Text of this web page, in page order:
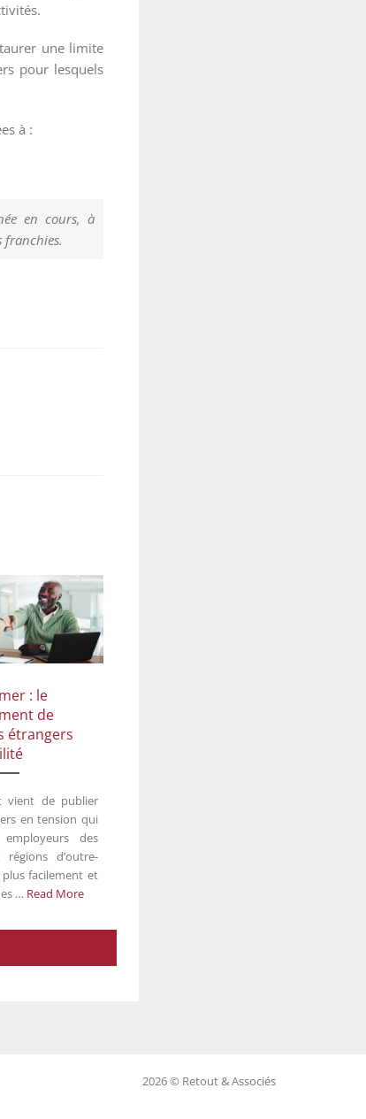
une limite
pour lesquels
à :
en cours, à
franchies.
: le
de
étrangers
vient de publier
en tension qui
des
d’outre-
plus facilement et
… Read More
2026 © Retout & Associés